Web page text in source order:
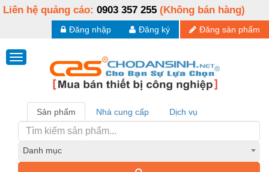
Liên hệ quảng cáo: 0903 357 255 (Không bán hàng)
Đăng sản phẩm
Đăng ký
Đăng nhập
Sản phẩm Nhà cung cấp Dịch vụ
Danh mục